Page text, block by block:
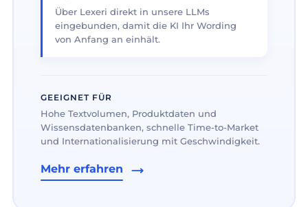
Über Lexeri direkt in unsere LLMs
eingebunden, damit die KI Ihr Wording
von Anfang an einhält.
GEEIGNET FÜR
Hohe Textvolumen, Produktdaten und
Wissensdatenbanken, schnelle Time-to-Market
und Internationalisierung mit Geschwindigkeit.
Mehr erfahren